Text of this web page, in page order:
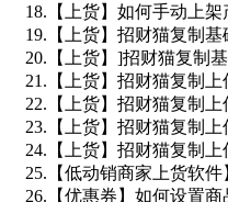
18.【上货】如何手动上架
19.【上货】招财猫复制基
20.【上货】]招财猫复制
21.【上货】招财猫复制上
22.【上货】招财猫复制
23.【上货】招财猫复制
24.【上货】招财猫复制上
25.【低动销商家上货软
26.【优惠券】如何设置商